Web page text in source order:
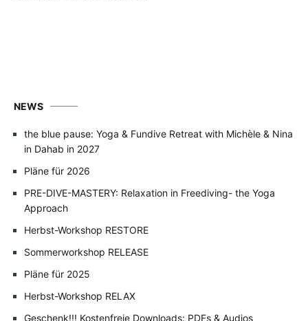
NEWS
the blue pause: Yoga & Fundive Retreat with Michèle & Nina
in Dahab in 2027
Pläne für 2026
PRE-DIVE-MASTERY: Relaxation in Freediving- the Yoga
Approach
Herbst-Workshop RESTORE
Sommerworkshop RELEASE
Pläne für 2025
Herbst-Workshop RELAX
Geschenk!!! Kostenfreie Downloads: PDFs & Audios